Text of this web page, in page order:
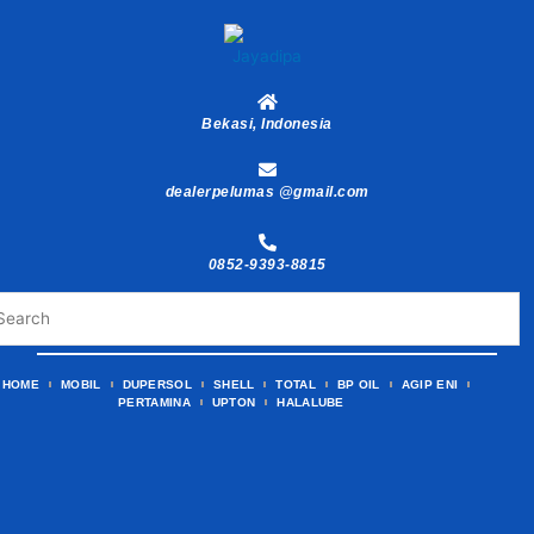
Bekasi, Indonesia
dealerpelumas @gmail.com
0852-9393-8815
HOME MOBIL DUPERSOL SHELL TOTAL BP OIL
AGIP ENI
PERTAMINA
UPTON HALALUBE